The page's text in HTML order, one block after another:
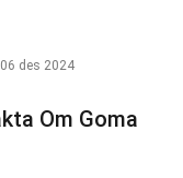
06 des 2024
Om Goma